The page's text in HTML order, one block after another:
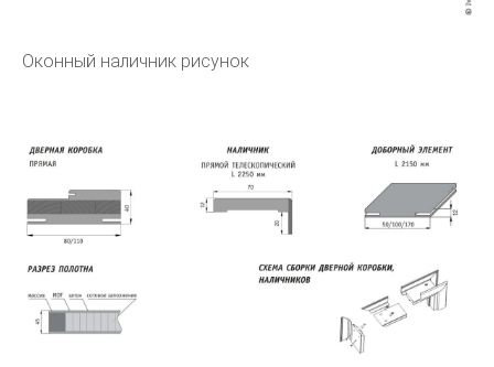
Оконный наличник рисунок